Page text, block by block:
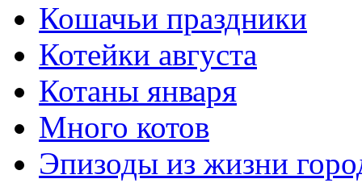
Кошачьи праздники
Котейки августа
Котаны января
Много котов
Эпизоды из жизни